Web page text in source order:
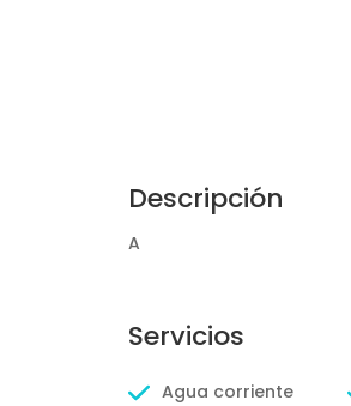
Descripción
A
Servicios
Agua corriente